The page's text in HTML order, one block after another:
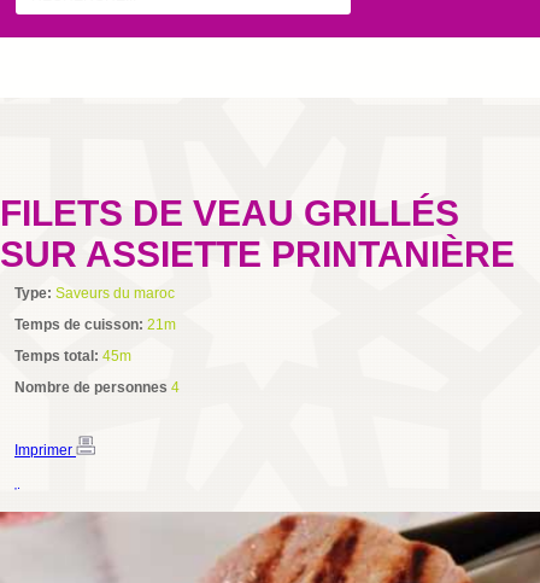
FILETS DE VEAU GRILLÉS
SUR ASSIETTE PRINTANIÈRE
Type: Saveurs du maroc
Temps de cuisson: 21m
Temps total: 45m
Nombre de personnes 4
Imprimer